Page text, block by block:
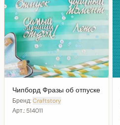
Чипборд Фразы об отпуске
Бренд:Craftstory
Арт.: 514011